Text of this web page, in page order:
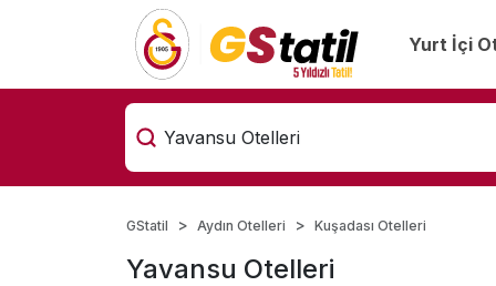
Yurt İçi
GStatil Aydın Otelleri Kuşadası Otelleri
Yavansu Otelleri